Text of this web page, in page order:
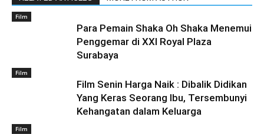
Film
Para Pemain Shaka Oh Shaka Menemui
Penggemar di XXI Royal Plaza
Surabaya
Film
Film Senin Harga Naik : Dibalik Didikan
Yang Keras Seorang Ibu, Tersembunyi
Kehangatan dalam Keluarga
Film